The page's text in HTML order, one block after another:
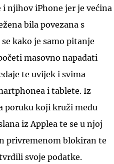
njihov iPhone jer je većina
bila povezana s
kako je samo pitanje
masovno napadati
te uvijek i svima
i tablete. Iz
poruku koji kruži među
iz Applea te se u njoj
privremenom blokiran te
svoje podatke.